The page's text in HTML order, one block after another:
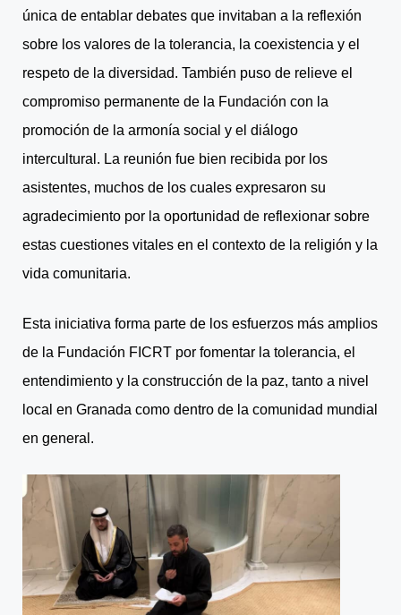
única de entablar debates que invitaban a la reflexión
sobre los valores de la tolerancia, la coexistencia y el
respeto de la diversidad. También puso de relieve el
compromiso permanente de la Fundación con la
promoción de la armonía social y el diálogo
intercultural. La reunión fue bien recibida por los
asistentes, muchos de los cuales expresaron su
agradecimiento por la oportunidad de reflexionar sobre
estas cuestiones vitales en el contexto de la religión y la
vida comunitaria.
Esta iniciativa forma parte de los esfuerzos más amplios
de la Fundación FICRT por fomentar la tolerancia, el
entendimiento y la construcción de la paz, tanto a nivel
local en Granada como dentro de la comunidad mundial
en general.